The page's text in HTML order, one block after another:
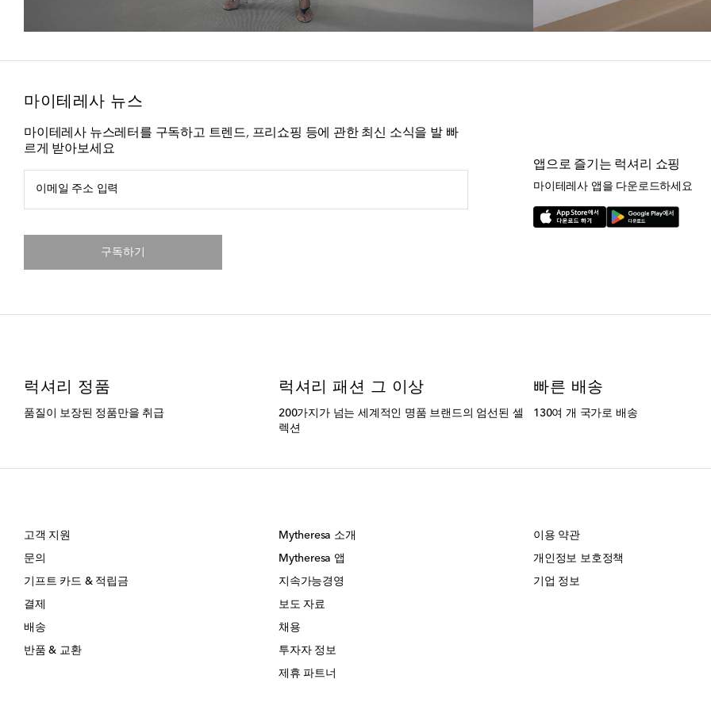
마이테레사 뉴스
마이테레사 뉴스레터를 구독하고 트렌드, 프리쇼핑 등에 관한 최신 소식을 발 빠
르게 받아보세요
이메일 주소 입력
구독하기
앱으로 즐기는 럭셔리 쇼핑
마이테레사 앱을 다운로드하세요
럭셔리 정품
품질이 보장된 정품만을 취급
럭셔리 패션 그 이상
200가지가 넘는 세계적인 명품 브랜드의 엄선된 셀
렉션
빠른 배송
130여 개 국가로 배송
고객 지원
문의
기프트 카드 & 적립금
결제
배송
반품 & 교환
Mytheresa 소개
Mytheresa 앱
지속가능경영
보도 자료
채용
투자자 정보
제휴 파트너
이용 약관
개인정보 보호정책
기업 정보